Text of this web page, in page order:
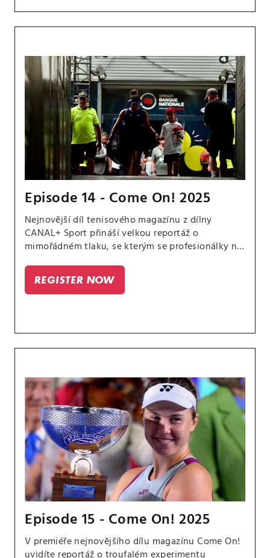
Episode 14 - Come On! 2025
Nejnovější díl tenisového magazínu z dílny
CANAL+ Sport přináší velkou reportáž o
mimořádném tlaku, se kterým se profesionálky na
kurtu, na němž je pozorují fanoušci z různých
koutů světa.
REGISTER NOW
Episode 15 - Come On! 2025
V premiéře nejnovějšího dílu magazínu Come On!